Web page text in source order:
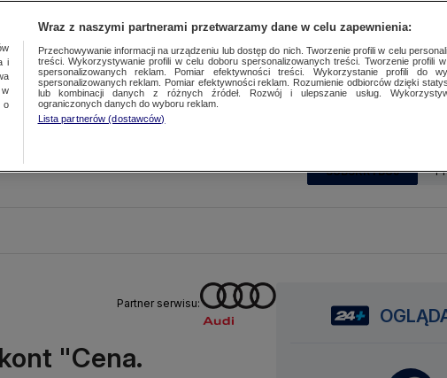
SUBSKRYBUJ
Partner serwisu:
"Cena.
i
o
Wraz z naszymi partnerami przetwarzamy dane w celu zapewnienia:
Przechowywanie informacji na urządzeniu lub dostęp do nich. Tworzenie profili w celu
treści. Wykorzystywanie profili w celu doboru spersonalizowanych treści. Tworzenie profili
spersonalizowanych reklam. Pomiar efektywności treści. Wykorzystanie profili do
spersonalizowanych reklam. Pomiar efektywności reklam. Rozumienie odbiorców dzięki
lub kombinacji danych z różnych źródeł. Rozwój i ulepszanie usług.
ograniczonych danych do wyboru reklam.
Lista partnerów (dostawców)